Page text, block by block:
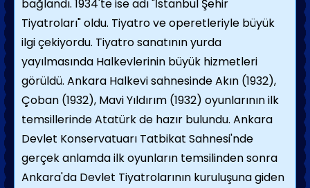
bağlandı. 1934'te ise adı "İstanbul Şehir
Tiyatroları" oldu. Tiyatro ve operetleriyle büyük
ilgi çekiyordu. Tiyatro sanatının yurda
yayılmasında Halkevlerinin büyük hizmetleri
görüldü. Ankara Halkevi sahnesinde Akın (1932),
Çoban (1932), Mavi Yıldırım (1932) oyunlarının ilk
temsillerinde Atatürk de hazır bulundu. Ankara
Devlet Konservatuarı Tatbikat Sahnesi'nde
gerçek anlamda ilk oyunların temsilinden sonra
Ankara'da Devlet Tiyatrolarının kuruluşuna giden